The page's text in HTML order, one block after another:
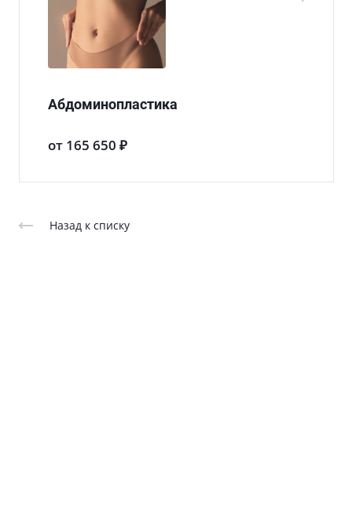
Абдоминопластика
от 165 650 ₽
Назад к списку